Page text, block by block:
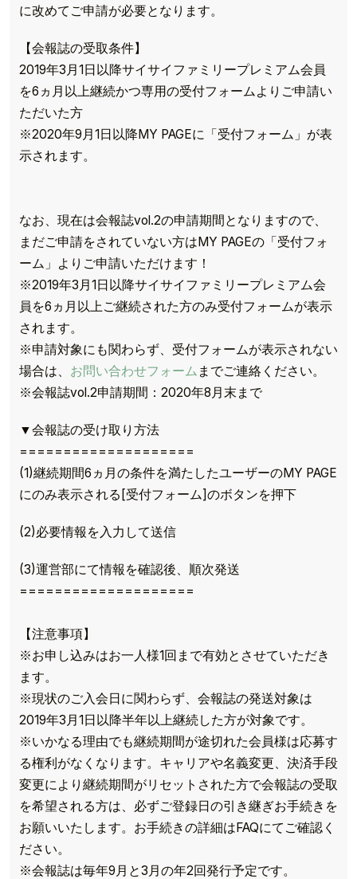
に改めてご申請が必要となります。
【会報誌の受取条件】
2019年3月1日以降サイサイファミリープレミアム会員
を6ヵ月以上継続かつ専用の受付フォームよりご申請い
ただいた方
※2020年9月1日以降MY PAGEに「受付フォーム」が表
示されます。
なお、現在は会報誌vol.2の申請期間となりますので、
まだご申請をされていない方はMY PAGEの「受付フォ
ーム」よりご申請いただけます！
※2019年3月1日以降サイサイファミリープレミアム会
員を6ヵ月以上ご継続された方のみ受付フォームが表示
されます。
※申請対象にも関わらず、受付フォームが表示されない
場合は、 お問い合わせフォーム までご連絡ください。
※会報誌vol.2申請期間：2020年8月末まで
▼会報誌の受け取り方法
====================
(1)継続期間6ヵ月の条件を満たしたユーザーのMY PAGE
にのみ表示される[受付フォーム]のボタンを押下
(2)必要情報を入力して送信
(3)運営部にて情報を確認後、順次発送
====================
【注意事項】
※お申し込みはお一人様1回まで有効とさせていただき
ます。
※現状のご入会日に関わらず、会報誌の発送対象は
2019年3月1日以降半年以上継続した方が対象です。
※いかなる理由でも継続期間が途切れた会員様は応募す
る権利がなくなります。キャリアや名義変更、決済手段
変更により継続期間がリセットされた方で会報誌の受取
を希望される方は、必ずご登録日の引き継ぎお手続きを
お願いいたします。お手続きの詳細はFAQにてご確認く
ださい。
※会報誌は毎年9月と3月の年2回発行予定です。